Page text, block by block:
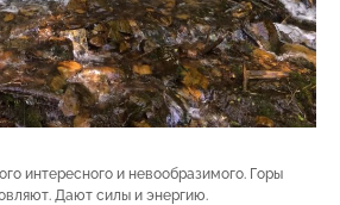
интересного и невообразимого. Горы
Дают силы и энергию.